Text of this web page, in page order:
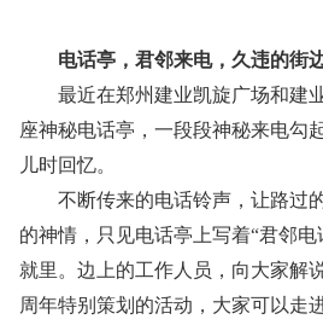
电话亭，君邻来电，久违的街
最近在郑州建业凯旋广场和建
座神秘电话亭，一段段神秘来电勾
儿时回忆。
不断传来的电话铃声，让路过
的神情，只见电话亭上写着“君邻
就里。边上的工作人员，向大家解
周年特别策划的活动，大家可以走